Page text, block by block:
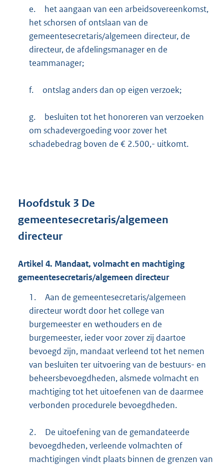
e.
het aangaan van een arbeidsovereenkomst,
het schorsen of ontslaan van de
gemeentesecretaris/algemeen directeur, de
directeur, de afdelingsmanager en de
teammanager;
f. ontslag anders dan op eigen verzoek;
g.
besluiten tot het honoreren van verzoeken
om schadevergoeding voor zover het
schadebedrag boven de € 2.500,- uitkomt.
Hoofdstuk 3 De
gemeentesecretaris/algemeen
directeur
Artikel 4. Mandaat, volmacht en machtiging
gemeentesecretaris/algemeen directeur
1.
Aan de gemeentesecretaris/algemeen
directeur wordt door het college van
burgemeester en wethouders en de
burgemeester, ieder voor zover zij daartoe
bevoegd zijn, mandaat verleend tot het nemen
van besluiten ter uitvoering van de bestuurs- en
beheersbevoegdheden, alsmede volmacht en
machtiging tot het uitoefenen van de daarmee
verbonden procedurele bevoegdheden.
2.
De uitoefening van de gemandateerde
bevoegdheden, verleende volmachten of
machtigingen vindt plaats binnen de grenzen van